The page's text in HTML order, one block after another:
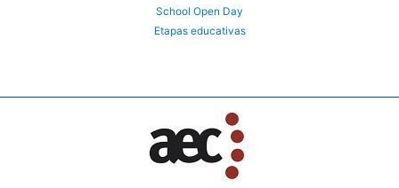
School Open Day
Etapas educativas